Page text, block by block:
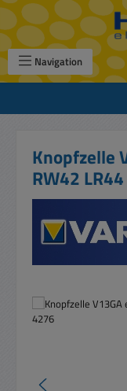
Zum Hauptinhalt springen
Navigation
Knopfzelle
RW42
Bildergalerie